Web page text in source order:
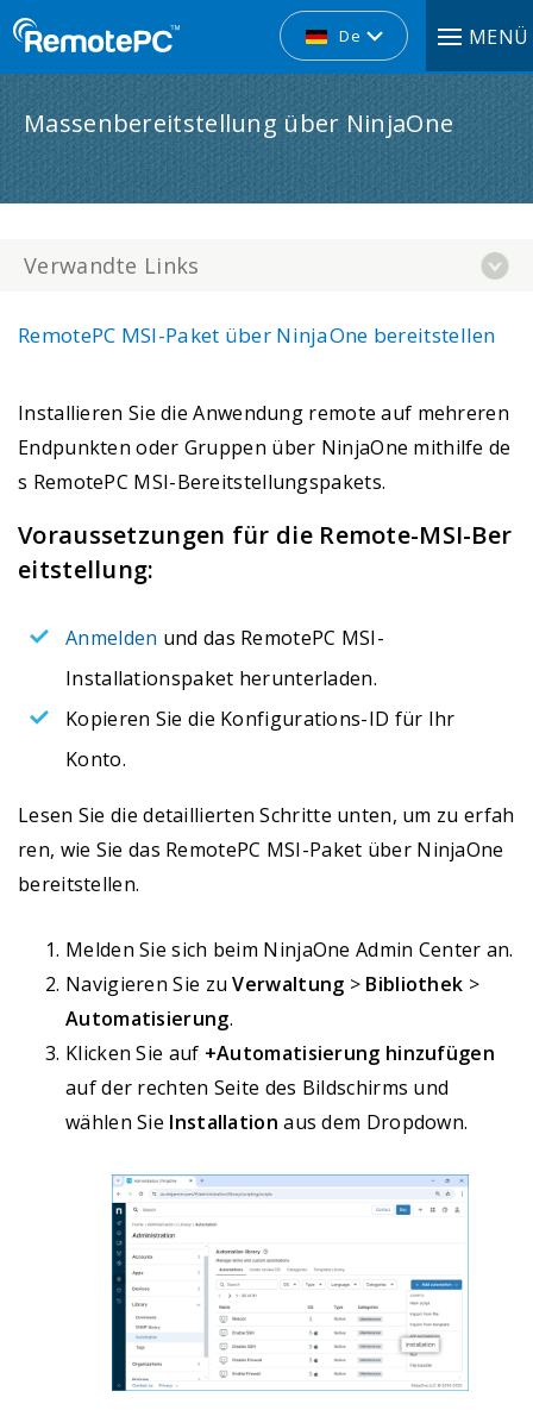
De MENÜ
Massenbereitstellung über NinjaOne
Verwandte Links
RemotePC MSI-Paket über NinjaOne bereitstellen
Installieren Sie die Anwendung remote auf mehreren
Endpunkten oder Gruppen über NinjaOne mithilfe de
s RemotePC MSI-Bereitstellungspakets.
Voraussetzungen für die Remote-MSI-Ber
eitstellung:
Anmelden und das RemotePC MSI-
Installationspaket herunterladen.
Kopieren Sie die Konfigurations-ID für Ihr
Konto.
Lesen Sie die detaillierten Schritte unten, um zu erfah
ren, wie Sie das RemotePC MSI-Paket über NinjaOne
bereitstellen.
Melden Sie sich beim NinjaOne Admin Center an.
Navigieren Sie zuVerwaltung > Bibliothek >
Automatisierung.
Klicken Sie auf +Automatisierung hinzufügen
auf der rechten Seite des Bildschirms und
wählen Sie Installation aus dem Dropdown.